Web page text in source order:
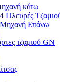
κάτω
Πλευρές
Μηχανή Επάνω
τζαμιού GN